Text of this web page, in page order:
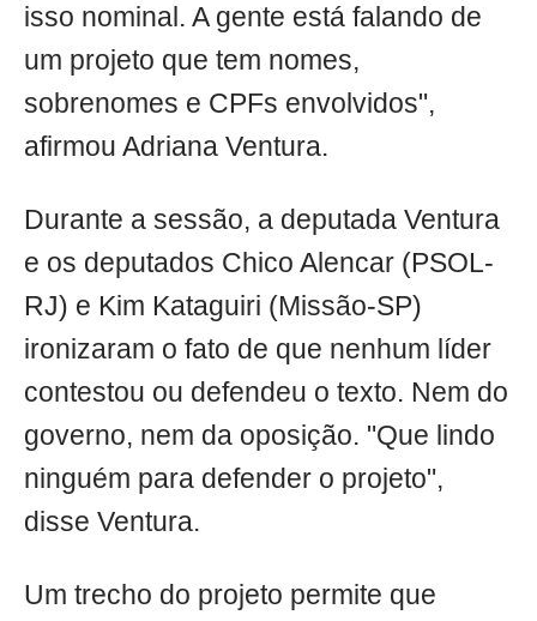
isso nominal. A gente está falando de
um projeto que tem nomes,
sobrenomes e CPFs envolvidos",
afirmou Adriana Ventura.
Durante a sessão, a deputada Ventura
e os deputados Chico Alencar (PSOL-
RJ) e Kim Kataguiri (Missão-SP)
ironizaram o fato de que nenhum líder
contestou ou defendeu o texto. Nem do
governo, nem da oposição. "Que lindo
ninguém para defender o projeto",
disse Ventura.
Um trecho do projeto permite que